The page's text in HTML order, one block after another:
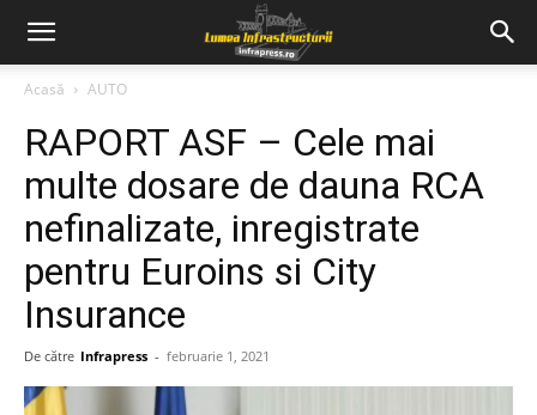
Acasă AUTO
RAPORT ASF – Cele mai
multe dosare de dauna RCA
nefinalizate, inregistrate
pentru Euroins si City
Insurance
De către Infrapress - februarie 1, 2021